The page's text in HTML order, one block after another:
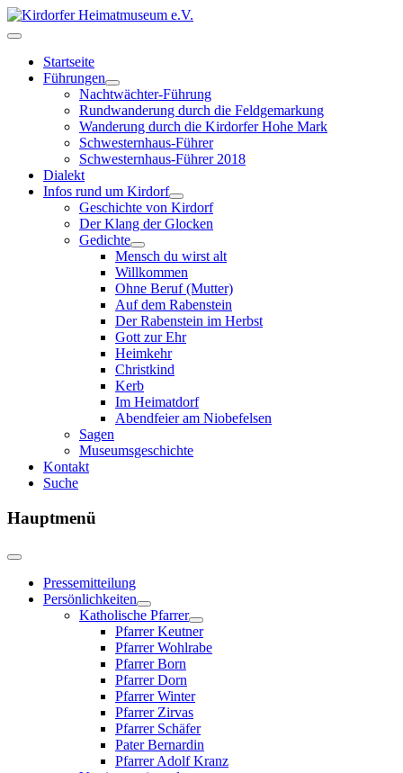
Startseite
Führungen
Nachtwächter-Führung
Rundwanderung durch die Feldgemarkung
Wanderung durch die Kirdorfer Hohe Mark
Schwesternhaus-Führer
Schwesternhaus-Führer 2018
Dialekt
Infos rund um Kirdorf
Geschichte von Kirdorf
Der Klang der Glocken
Gedichte
Mensch du wirst alt
Willkommen
Ohne Beruf (Mutter)
Auf dem Rabenstein
Der Rabenstein im Herbst
Gott zur Ehr
Heimkehr
Christkind
Kerb
Im Heimatdorf
Abendfeier am Niobefelsen
Sagen
Museumsgeschichte
Kontakt
Suche
Hauptmenü
Pressemitteilung
Persönlichkeiten
Katholische Pfarrer
Pfarrer Keutner
Pfarrer Wohlrabe
Pfarrer Born
Pfarrer Dorn
Pfarrer Winter
Pfarrer Zirvas
Pfarrer Schäfer
Pater Bernardin
Pfarrer Adolf Kranz